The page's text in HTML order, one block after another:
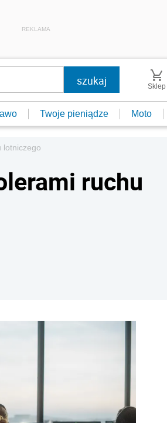
REKLAMA
Sklep
Twoje pieniądze Moto
lotniczego
ruchu